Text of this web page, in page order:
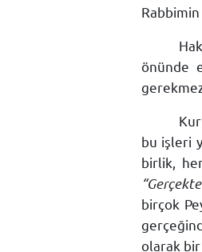
önünde
bu işleri
birlik,
birçok
olarak bir